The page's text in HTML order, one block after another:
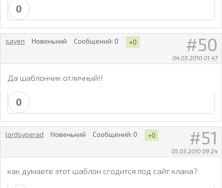
0
50
04.03.2010 01:47
sayen Новенький Сообщений: 0 +0
Да шаблончик отличный!!
0
51
05.03.2010 09:24
lordsyperad Новенький Сообщений: 0 +0
как думаете этот шаблон сгодится под сайт клана?